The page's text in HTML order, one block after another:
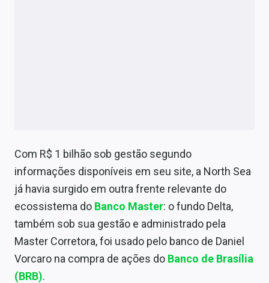
Expediente
Contato
Com R$ 1 bilhão sob gestão segundo
informações disponíveis em seu site, a North Sea
já havia surgido em outra frente relevante do
ecossistema do Banco Master: o fundo Delta,
também sob sua gestão e administrado pela
Master Corretora, foi usado pelo banco de Daniel
Vorcaro na compra de ações do Banco de Brasília
(BRB).